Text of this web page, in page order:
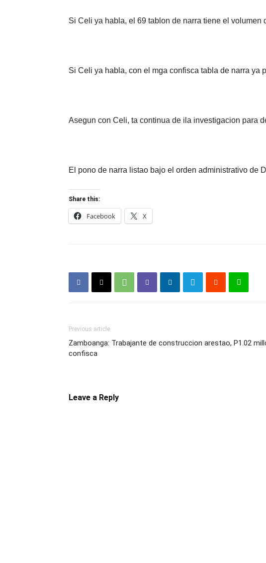
Si Celi ya habla, el 69 tablon de narra tiene el
Si Celi ya habla, con el mga confisca tabla de narra
Asegun con Celi, ta continua de ila investigacion para
El pono de narra listao bajo el orden administrativo de
Share this:
Facebook X
Previous article
Zamboanga: Trabajante de construccion arestao, P1.02
confisca
Leave a Reply